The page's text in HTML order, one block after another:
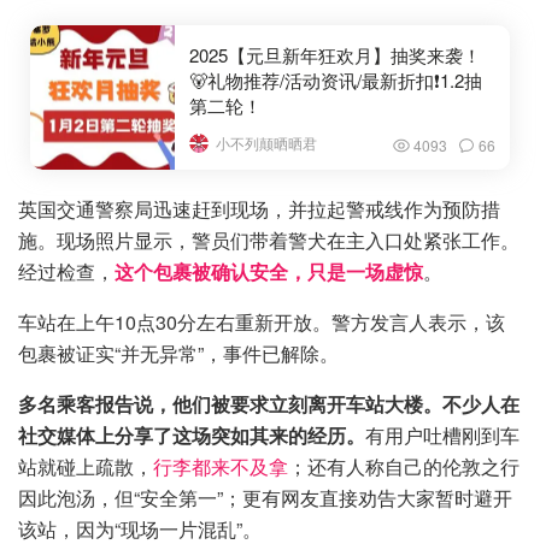
2025【元旦新年狂欢月】抽奖来袭！
🐻礼物推荐/活动资讯/最新折扣❗1.2抽
第二轮！
小不列颠晒晒君 4093 66
英国交通警察局迅速赶到现场，并拉起警戒线作为预防措
施。现场照片显示，警员们带着警犬在主入口处紧张工作。
经过检查， 这个包裹被确认安全，只是一场虚惊。
车站在上午10点30分左右重新开放。警方发言人表示，该
包裹被证实“并无异常”，事件已解除。
多名乘客报告说，他们被要求立刻离开车站大楼。不少人在
社交媒体上分享了这场突如其来的经历。 有用户吐槽刚到车
站就碰上疏散， 行李都来不及拿 ；还有人称自己的伦敦之行
因此泡汤，但“安全第一”；更有网友直接劝告大家暂时避开
该站，因为“现场一片混乱”。